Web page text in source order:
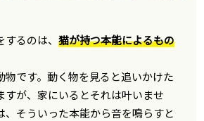
するのは、猫が持つ本能によるもの
物です。動く物を見ると追いかけた
すが、家にいるとそれは叶いませ
、そういった本能から音を鳴らすと